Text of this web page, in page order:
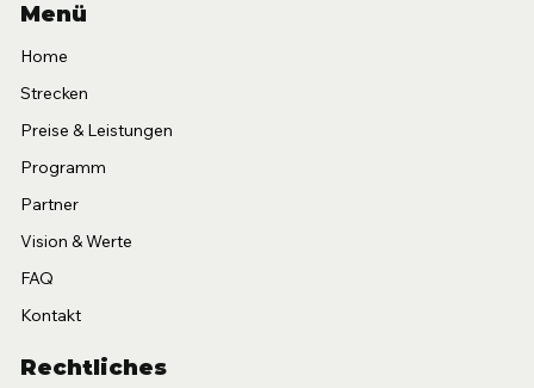
Menü
Home
Strecken
Preise & Leistungen
Programm
Partner
Vision & Werte
FAQ
Kontakt
Rechtliches